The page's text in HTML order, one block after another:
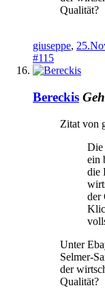
Qualität?
giuseppe,
#115
Bereckis
Zitat von
Die
ein
die
der
Unter
Selmer-
der
Qualität?